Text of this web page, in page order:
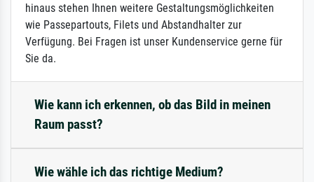
hinaus stehen Ihnen weitere Gestaltungsmöglichkeiten
wie Passepartouts, Filets und Abstandhalter zur
Verfügung. Bei Fragen ist unser Kundenservice gerne für
Sie da.
Wie kann ich erkennen, ob das Bild in meinen
Raum passt?
Wie wähle ich das richtige Medium?